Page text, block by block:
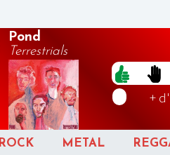
Pond
Terrestrials
+
ROCK METAL